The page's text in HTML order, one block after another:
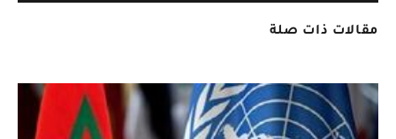
مقالات ذات صلة